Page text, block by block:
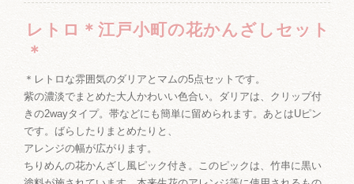
レトロ＊江戸小町の花かんざしセット
＊
＊レトロな雰囲気のダリアとマムの5点セットです。
紫の濃淡でまとめた大人かわいい色合い。ダリアは、クリップ付
きの2wayタイプ。帯などにも簡単に留められます。あとはUピン
です。ばらしたりまとめたりと、
アレンジの幅が広がります。
ちりめんの花かんざし風ピック付き。このピックは、竹串に黒い